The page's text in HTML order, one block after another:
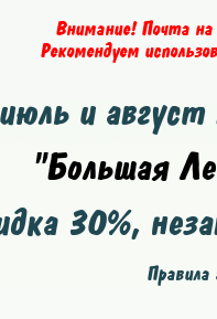
Внимание! Почта
Рекомендуем
и
"Большая
30%,